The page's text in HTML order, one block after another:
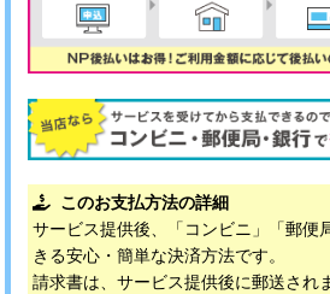
このお支払方法の詳細
サービス提供後、「コンビニ」「郵便
きる安心・簡単な決済方法です。
請求書は、サービス提供後に郵送され